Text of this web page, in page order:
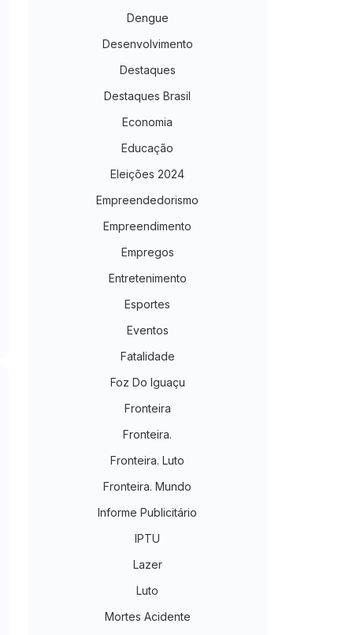
Dengue
Desenvolvimento
Destaques
Destaques Brasil
Economia
Educação
Eleições 2024
Empreendedorismo
Empreendimento
Empregos
Entretenimento
Esportes
Eventos
Fatalidade
Foz Do Iguaçu
Fronteira
Fronteira.
Fronteira. Luto
Fronteira. Mundo
Informe Publicitário
IPTU
Lazer
Luto
Mortes Acidente